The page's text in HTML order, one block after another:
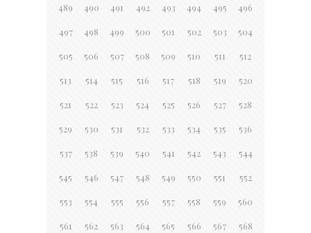
489 490 491 492 493 494 495 496
497 498 499 500 501 502 503 504
505 506 507 508 509 510 511 512
513 514 515 516 517 518 519 520
521 522 523 524 525 526 527 528
529 530 531 532 533 534 535 536
537 538 539 540 541 542 543 544
545 546 547 548 549 550 551 552
553 554 555 556 557 558 559 560
561 562 563 564 565 566 567 568